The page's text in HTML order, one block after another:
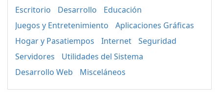
Escritorio
Desarrollo
Educación
Juegos y Entretenimiento
Aplicaciones Gráficas
Hogar y Pasatiempos
Internet
Seguridad
Servidores
Utilidades del Sistema
Desarrollo Web
Misceláneos